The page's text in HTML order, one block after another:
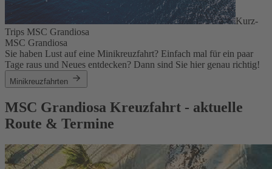
Kurz-
Trips MSC Grandiosa
MSC Grandiosa
Sie haben Lust auf eine Minikreuzfahrt? Einfach mal für ein paar
Tage raus und Neues entdecken? Dann sind Sie hier genau richtig!
Minikreuzfahrten
MSC Grandiosa Kreuzfahrt - aktuelle
Route & Termine